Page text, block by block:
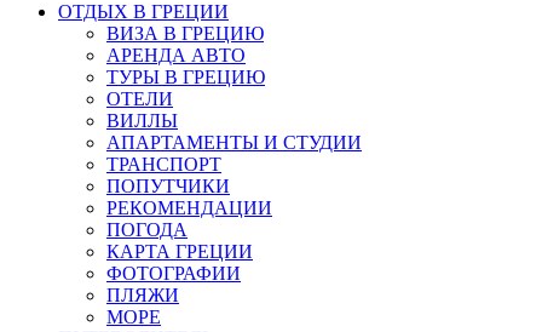
ОТДЫХ В ГРЕЦИИ
ВИЗА В ГРЕЦИЮ
АРЕНДА АВТО
ТУРЫ В ГРЕЦИЮ
ОТЕЛИ
ВИЛЛЫ
АПАРТАМЕНТЫ И СТУДИИ
ТРАНСПОРТ
ПОПУТЧИКИ
РЕКОМЕНДАЦИИ
ПОГОДА
КАРТА ГРЕЦИИ
ФОТОГРАФИИ
ПЛЯЖИ
МОРЕ